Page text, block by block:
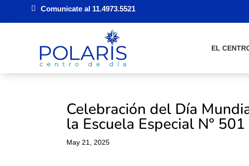
Comunicate al 11.4973.5521
EL
Celebración del Día
la Escuela Especial N° 501
May 21, 2025